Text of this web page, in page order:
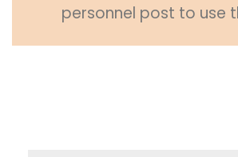
personnel post to use